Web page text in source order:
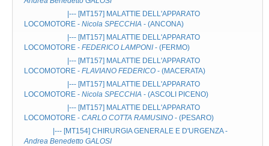
|--- [MT157] MALATTIE DELL'APPARATO
LOCOMOTORE - Nicola SPECCHIA - (ANCONA)
|--- [MT157] MALATTIE DELL'APPARATO
LOCOMOTORE - FEDERICO LAMPONI - (FERMO)
|--- [MT157] MALATTIE DELL'APPARATO
LOCOMOTORE - FLAVIANO FEDERICO - (MACERATA)
|--- [MT157] MALATTIE DELL'APPARATO
LOCOMOTORE - Nicola SPECCHIA - (ASCOLI PICENO)
|--- [MT157] MALATTIE DELL'APPARATO
LOCOMOTORE - CARLO COTTA RAMUSINO - (PESARO)
|--- [MT154] CHIRURGIA GENERALE E D'URGENZA-
Andrea Benedetto GALOSI